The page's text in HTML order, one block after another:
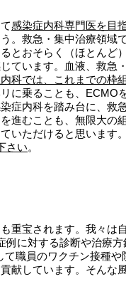
感染症内科専門医を目
。救急・集中治療領域
とおそらく（ほとんど
ています。血液、救急・
科では、これまでの枠
に乗ることも、ECMO
症内科を踏み台に、救
進むことも、無限大の
いただけると思います
さい。
重宝されます。我々は
例に対する診断や治療方
職員のワクチン接種や
献しています。そんな